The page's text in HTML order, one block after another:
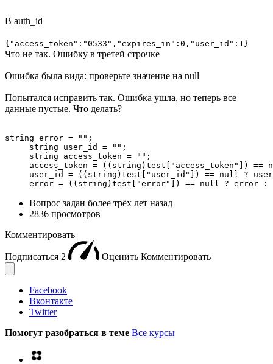
В auth_id
{"access_token":"0533","expires_in":0,"user_id":1}
Что не так. Ошибку в третей строчке
Ошибка была вида: проверьте значение на null
Попытался исправить так. Ошибка ушла, но теперь все
данные пустые. Что делать?
string error = "";
     string user_id = "";
     string access_token = "";
access_token = ((string)test["access_token"]) ==
user_id = ((string)test["user_id"]) == null ?
error = ((string)test["error"]) == null ? error :
Вопрос задан более трёх лет назад
2836 просмотров
Комментировать
Подписаться 2 Оценить Комментировать
Facebook
Вконтакте
Twitter
Помогут разобраться в теме Все курсы